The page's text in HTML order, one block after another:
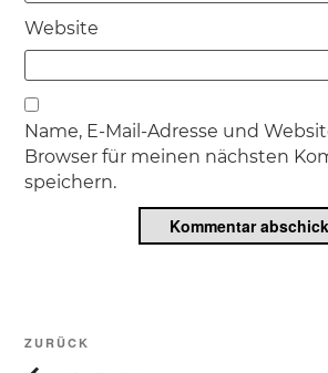
Website
Name, E-Mail-Adresse und
Browser für meinen nächsten
speichern.
Beitragsnavigation
Vorheriger
ZURÜCK